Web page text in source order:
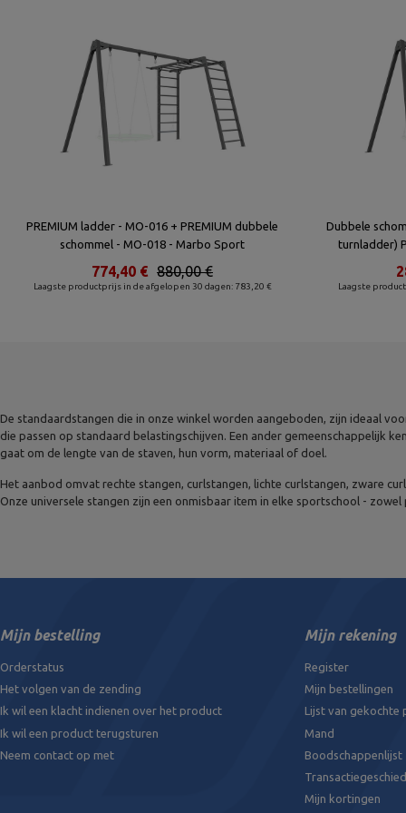
PREMIUM ladder - MO-016 + PREMIUM dubbele
schommel - MO-018 - Marbo Sport
Laagste productprijs in de afgelopen 30 dagen: 783,20 €
880,00 €
774,40 €
Dubbele
turnladder)
Laagste
De standaardstangen die in onze winkel worden aangeboden, zijn ideaal
die passen op standaard belastingschijven. Een ander gemeenschappelijk
gaat om de lengte van de staven, hun vorm, materiaal of doel.
Het aanbod omvat rechte stangen, curlstangen, lichte curlstangen, zware
Onze universele stangen zijn een onmisbaar item in elke sportschool -
Mijn bestelling
Orderstatus
Het volgen van de zending
Ik wil een klacht indienen over het product
Ik wil een product terugsturen
Neem contact op met
Mijn rekening
Register
Mijn bestellingen
Lijst van gekochte
Mand
Boodschappenlijst
Mijn kortingen